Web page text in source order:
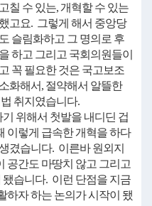
칠 수 있는, 개혁할 수 있는
고요. 그렇게 해서 중앙당
슬림화하고 그 명의로 후
하고 그리고 국회의원들이
꼭 필요한 것은 국고보조
화해서, 절약해서 알뜰한
취지였습니다.
위해서 첫발을 내디딘 겁
이렇게 급속한 개혁을 하다
겼습니다. 이른바 원외지
공간도 마땅치 않고 그리고
됐습니다. 이런 단점을 지금
하자 하는 논의가 시작이 됐